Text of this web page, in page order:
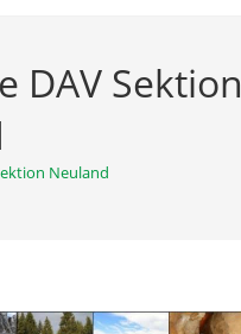
DAV Sektion
Neuland